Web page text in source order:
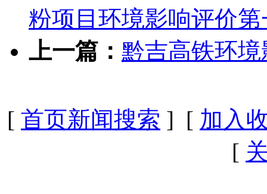
粉项目环境影响评价
上一篇： 黔吉高铁环
[ 首页新闻搜索 ] [ 加入
[